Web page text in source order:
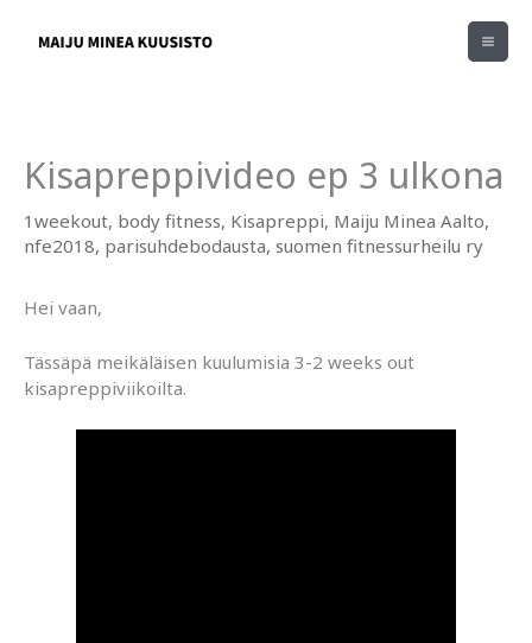
sisältöön
Kisapreppivideo ep 3 ulkona
1weekout, body fitness, Kisapreppi, Maiju Minea Aalto,
nfe2018, parisuhdebodausta, suomen fitnessurheilu ry
Hei vaan,
Tässäpä meikäläisen kuulumisia 3-2 weeks out
kisapreppiviikoilta.